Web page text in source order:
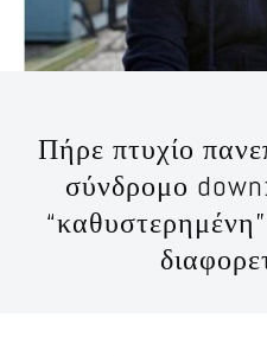
Πήρε πτυχίο
σύνδρομο